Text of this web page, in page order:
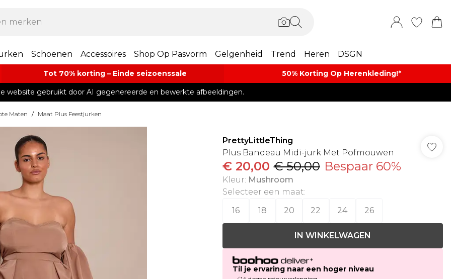
Schoenen Accessoires Shop Op Pasvorm Gelgenheid Trend Heren DSGN
Tot 70% korting – Einde seizoenssale 50% Korting Op Herenkleding​!*​
website gebruikt door AI gegenereerde en bewerkte afbeeldingen.
Maten / Maat Plus Feestjurken
PrettyLittleThing
Plus Bandeau Midi-jurk Met Pofmouwen
€ 20,00 € 50,00 Bespaar 60%
Kleur: Mushroom
Selecteer een maat:
16
18 20 22 24 26
IN WINKELWAGEN
Til je ervaring naar een hoger niveau